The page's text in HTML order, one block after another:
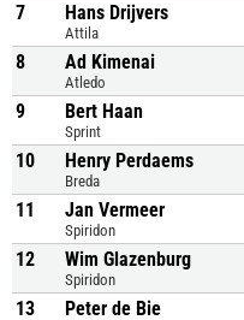
7 Hans Drijvers
Attila
8 Ad Kimenai
Atledo
9 Bert Haan
Sprint
10 Henry Perdaems
Breda
11 Jan Vermeer
Spiridon
12 Wim Glazenburg
Spiridon
13 Peter de Bie